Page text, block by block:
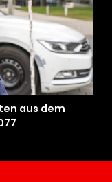
aus dem